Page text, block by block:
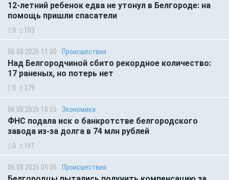
12-летний ребенок едва не утонул в Белгороде: на
помощь пришли спасатели
0 103
06.08.2026 11:00 Происшествия
Над Белгородчиной сбито рекордное количество:
17 раненых, но потерь нет
0 379
06.08.2026 10:55 Экономика
ФНС подала иск о банкротстве белгородского
завода из-за долга в 74 млн рублей
0 161
06.08.2026 09:06 Происшествия